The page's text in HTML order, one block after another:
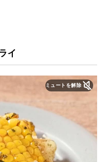
イ
ミュートを解除